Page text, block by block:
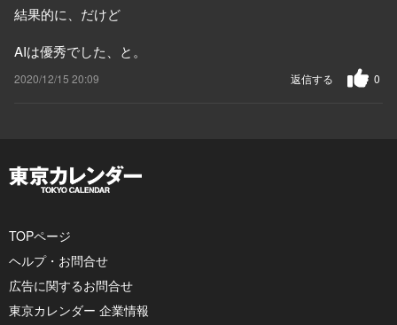
結果的に、だけど
AIは優秀でした、と。
2020/12/15 20:09 0
返信する
TOPページ
ヘルプ・お問合せ
広告に関するお問合せ
東京カレンダー 企業情報